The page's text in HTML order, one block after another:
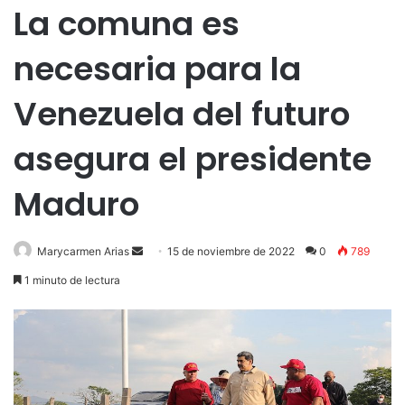
La comuna es
necesaria para la
Venezuela del futuro
asegura el presidente
Maduro
Marycarmen Arias
Send15 de noviembre de 2022 0 789
1 minuto de lectura